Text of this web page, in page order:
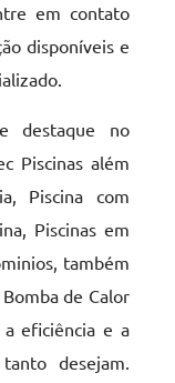
em contato
disponíveis e
destaque no
Piscinas além
Piscina com
Piscinas em
também
de Calor
eficiência e a
desejam.